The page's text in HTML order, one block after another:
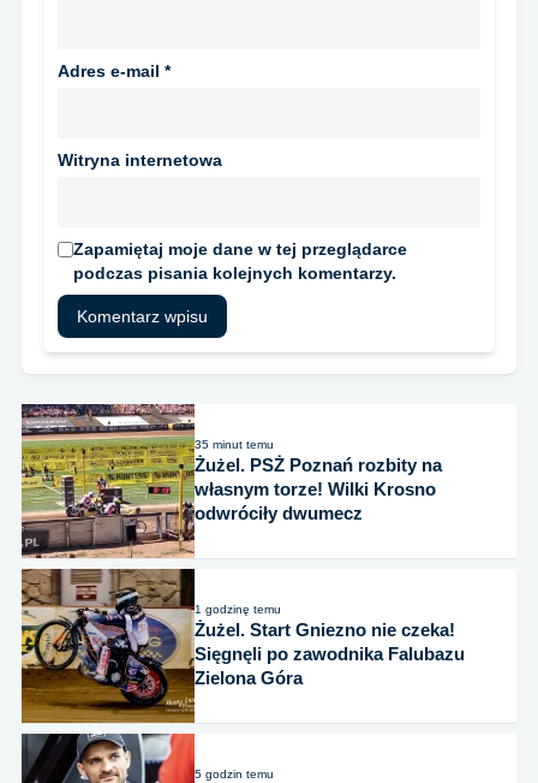
Adres e-mail *
Witryna internetowa
Zapamiętaj moje dane w tej przeglądarce
podczas pisania kolejnych komentarzy.
35 minut temu
Żużel. PSŻ Poznań rozbity na
własnym torze! Wilki Krosno
odwróciły dwumecz
1 godzinę temu
Żużel. Start Gniezno nie czeka!
Sięgnęli po zawodnika Falubazu
Zielona Góra
5 godzin temu